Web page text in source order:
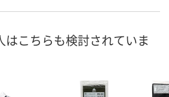
はこちらも検討されていま